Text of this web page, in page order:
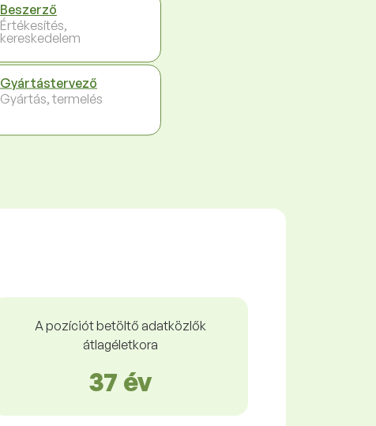
Beszerző
Értékesítés,
kereskedelem
Gyártástervező
Gyártás, termelés
A pozíciót betöltő adatközlők
átlagéletkora
37 év